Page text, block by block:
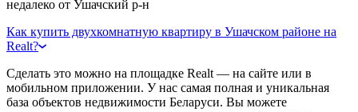
недалеко от Ушачский р-н
Как купить двухкомнатную квартиру в Ушачском районе на
Realt?
Сделать это можно на площадке Realt — на сайте или в
мобильном приложении. У нас самая полная и уникальная
база объектов недвижимости Беларуси. Вы можете